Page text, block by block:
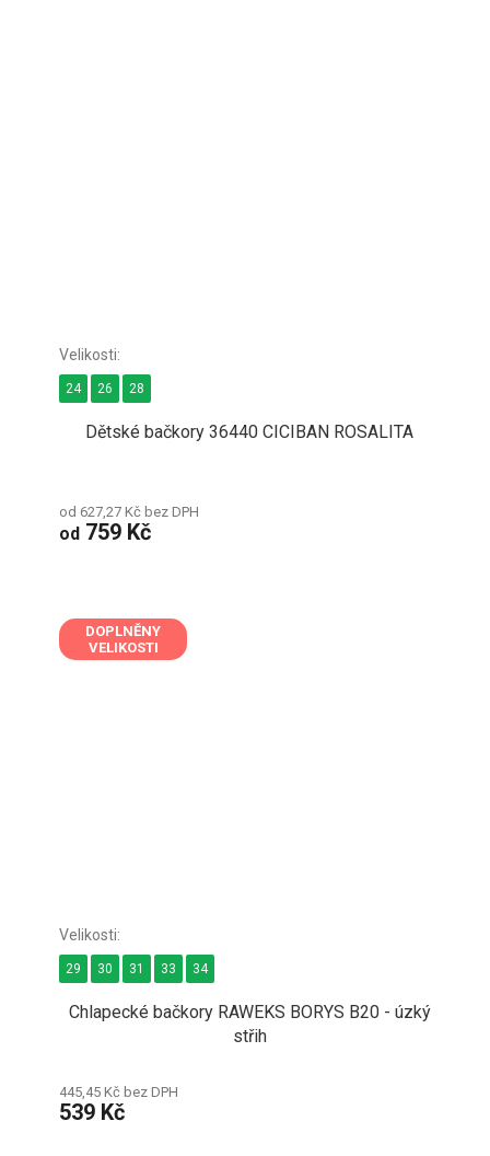
Dětské bačkory 36440 CICIBAN ROSALITA
od 627,27 Kč bez DPH
od 759 Kč
24 26 28
DOPLNĚNY
VELIKOSTI
Chlapecké bačkory RAWEKS BORYS B20 - úzký
střih
445,45 Kč bez DPH
539 Kč
29 30 31 33 34